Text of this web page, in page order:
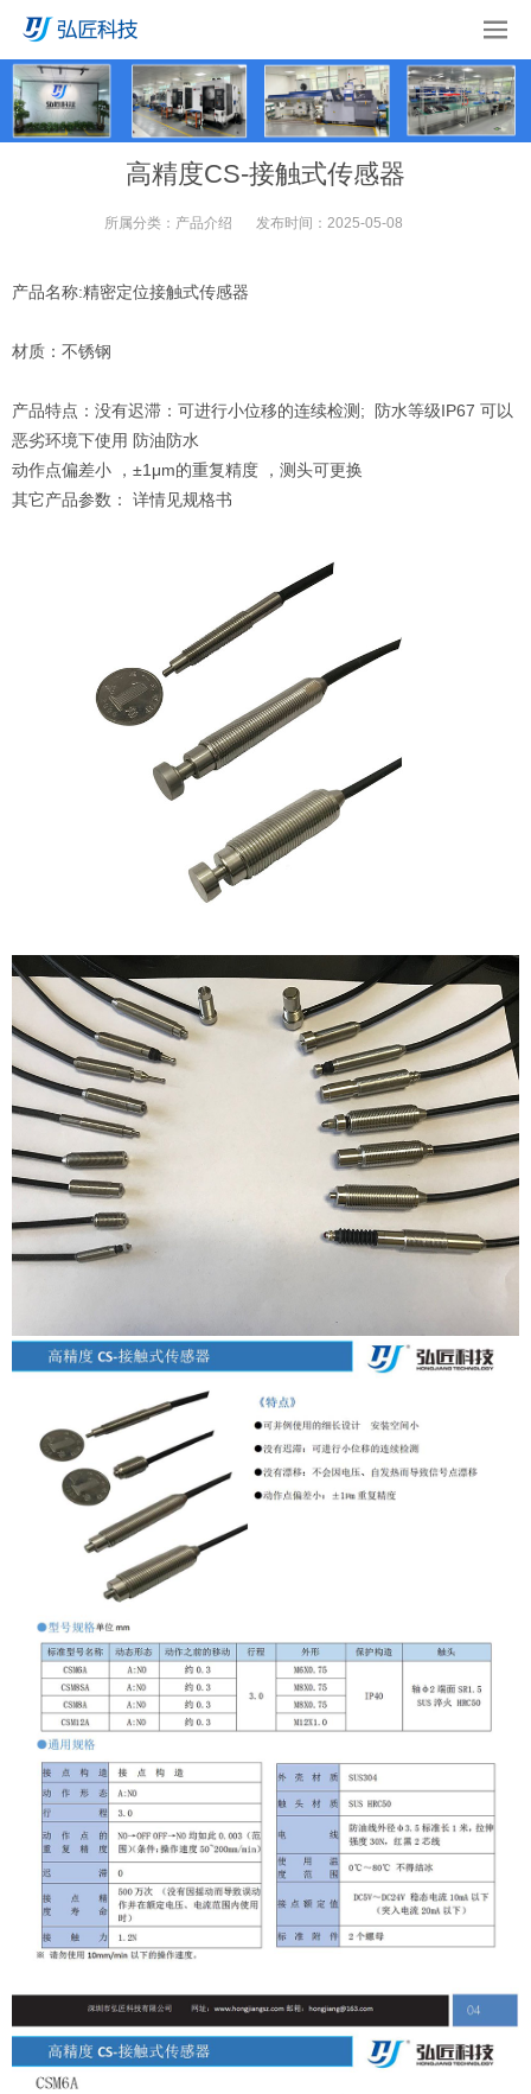
高精度CS-接触式传感器
所属分类： 产品介绍 发布时间： 2025-05-08
产品名称:精密定位接触式传感器
材质：不锈钢
产品特点：没有迟滞：可进行小位移的连续检测; 防水等级IP67 可以
恶劣环境下使用 防油防水
动作点偏差小 ，±1μm的重复精度 ，测头可更换
其它产品参数： 详情见规格书